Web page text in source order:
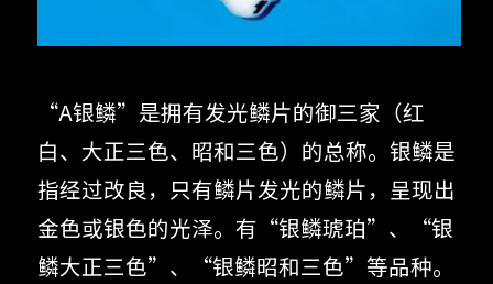
“A银鳞”是拥有发光鳞片的御三家（红
白、大正三色、昭和三色）的总称。银鳞是
指经过改良，只有鳞片发光的鳞片，呈现出
金色或银色的光泽。有“银鳞琥珀”、“银
鳞大正三色”、“银鳞昭和三色”等品种。